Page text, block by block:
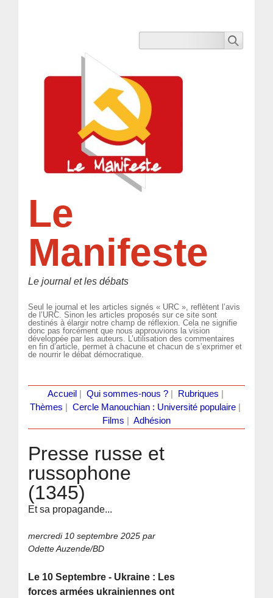
Le
Manifeste
Le journal et les débats
Seul le journal et les articles signés « URC », reflètent l’avis
de l’URC. Sinon les articles proposés sur ce site sont
destinés à élargir notre champ de réflexion. Cela ne signifie
donc pas forcément que nous approuvions la vision
développée par les auteurs. L’utilisation des commentaires
en fin d’article, permet à chacune et chacun de s’exprimer et
de nourrir le débat démocratique.
Accueil Qui sommes-nous ?| Rubriques
Thèmes
Cercle Manouchian : Université populaire
Films
Adhésion
Presse russe et
russophone
(1345)
Et sa propagande...
mercredi 10 septembre 2025 par
Odette Auzende/BD
Le 10 Septembre - Ukraine : Les
forces armées ukrainiennes ont